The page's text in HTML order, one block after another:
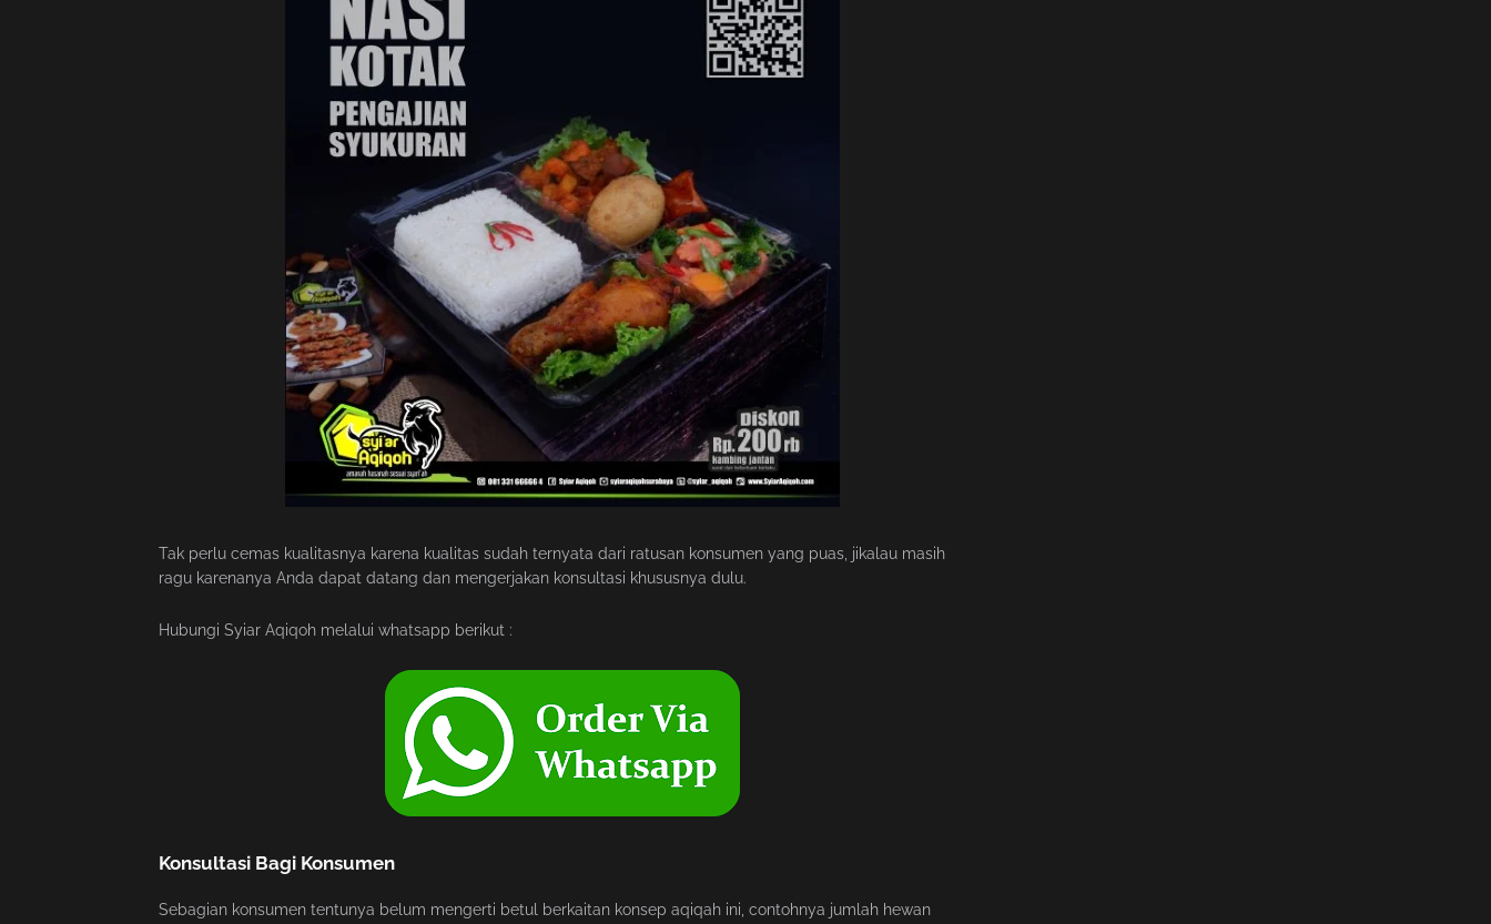
Tak perlu cemas kualitasnya karena kualitas sudah ternyata dari ratusan konsumen yang puas, jikalau masih
ragu karenanya Anda dapat datang dan mengerjakan konsultasi khususnya dulu.
Hubungi Syiar Aqiqoh melalui whatsapp berikut :
Konsultasi Bagi Konsumen
Sebagian konsumen tentunya belum mengerti betul berkaitan konsep aqiqah ini, contohnya jumlah hewan